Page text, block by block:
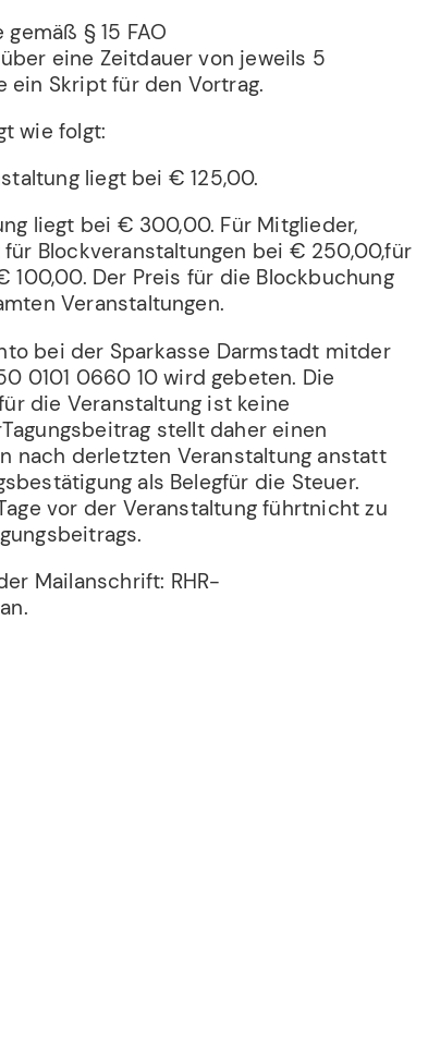
§ 15 FAO
eine Zeitdauer von jeweils 5
ein Skript für den Vortrag.
wie folgt:
liegt bei € 125,00.
liegt bei € 300,00. Für Mitglieder,
Blockveranstaltungen bei € 250,00,für
100,00. Der Preis für die Blockbuchung
Veranstaltungen.
bei der Sparkasse Darmstadt mitder
0101 0660 10 wird gebeten. Die
die Veranstaltung ist keine
stellt daher einen
nach derletzten Veranstaltung anstatt
als Belegfür die Steuer.
vor der Veranstaltung führtnicht zu
Mailanschrift: RHR-